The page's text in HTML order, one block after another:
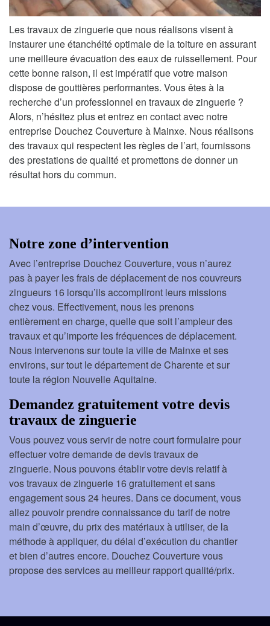
Les travaux de zinguerie que nous réalisons visent à
instaurer une étanchéité optimale de la toiture en assurant
une meilleure évacuation des eaux de ruissellement. Pour
cette bonne raison, il est impératif que votre maison
dispose de gouttières performantes. Vous êtes à la
recherche d’un professionnel en travaux de zinguerie ?
Alors, n’hésitez plus et entrez en contact avec notre
entreprise Douchez Couverture à Mainxe. Nous réalisons
des travaux qui respectent les règles de l’art, fournissons
des prestations de qualité et promettons de donner un
résultat hors du commun.
Notre zone d’intervention
Avec l’entreprise Douchez Couverture, vous n’aurez
pas à payer les frais de déplacement de nos couvreurs
zingueurs 16 lorsqu’ils accompliront leurs missions
chez vous. Effectivement, nous les prenons
entièrement en charge, quelle que soit l’ampleur des
travaux et qu’importe les fréquences de déplacement.
Nous intervenons sur toute la ville de Mainxe et ses
environs, sur tout le département de Charente et sur
toute la région Nouvelle Aquitaine.
Demandez gratuitement votre devis
travaux de zinguerie
Vous pouvez vous servir de notre court formulaire pour
effectuer votre demande de devis travaux de
zinguerie. Nous pouvons établir votre devis relatif à
vos travaux de zinguerie 16 gratuitement et sans
engagement sous 24 heures. Dans ce document, vous
allez pouvoir prendre connaissance du tarif de notre
main d’œuvre, du prix des matériaux à utiliser, de la
méthode à appliquer, du délai d’exécution du chantier
et bien d’autres encore. Douchez Couverture vous
propose des services au meilleur rapport qualité/prix.